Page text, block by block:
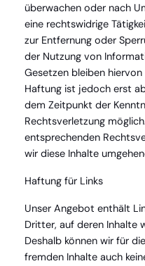
überwachen oder nach
eine rechtswidrige
zur Entfernung oder
der Nutzung von
Gesetzen bleiben
Haftung ist jedoch erst
dem Zeitpunkt der
Rechtsverletzung
entsprechenden
wir diese Inhalte
Haftung für Links
Unser Angebot enthält
Dritter, auf deren Inhalte
Deshalb können wir für
fremden Inhalte auch